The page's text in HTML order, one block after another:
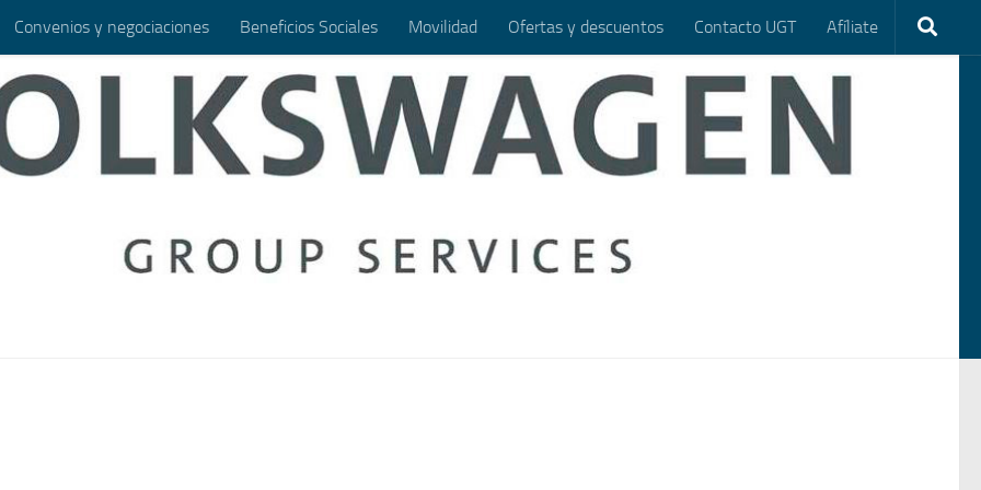
Convenios y negociaciones Beneficios Sociales Movilidad Ofertas y descuentos Contacto UGT Afíliate